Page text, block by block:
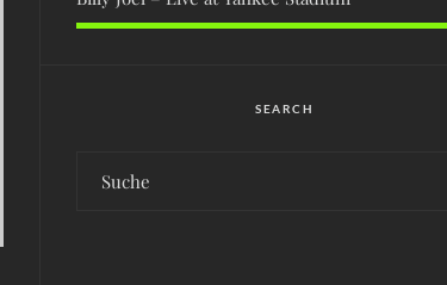
SEARCH